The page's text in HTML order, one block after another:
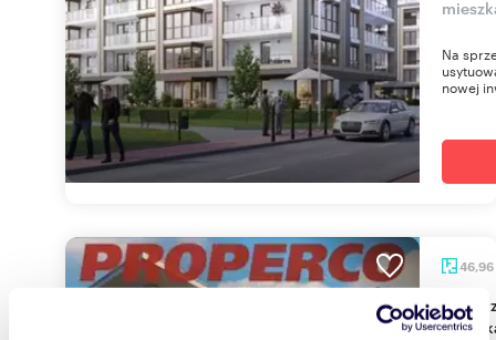
Na
nowej
46,96
Do sprzedania nowoczesne 3-pokojowe